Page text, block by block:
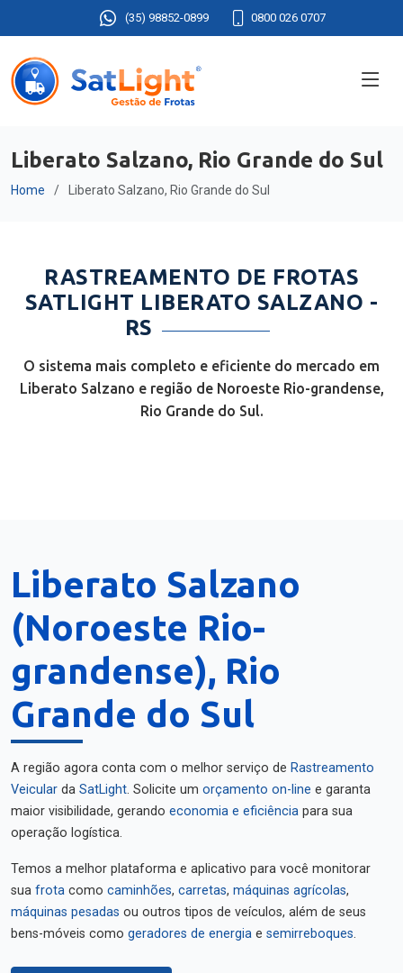
(35) 98852-0899 0800 026 0707
Liberato Salzano, Rio Grande do Sul
Home Liberato Salzano, Rio Grande do Sul
RASTREAMENTO DE FROTAS
SATLIGHT LIBERATO SALZANO -
RS
O sistema mais completo e eficiente do mercado em
Liberato Salzano e região de Noroeste Rio-grandense,
Rio Grande do Sul.
Liberato Salzano
(Noroeste Rio-
grandense), Rio
Grande do Sul
A região agora conta com o melhor serviço de Rastreamento
Veicular da SatLight. Solicite um orçamento on-line e garanta
maior visibilidade, gerando economia e eficiência para sua
operação logística.
Temos a melhor plataforma e aplicativo para você monitorar
sua frota como caminhões, carretas, máquinas agrícolas,
máquinas pesadas ou outros tipos de veículos, além de seus
bens-móveis como geradores de energia e semirreboques.